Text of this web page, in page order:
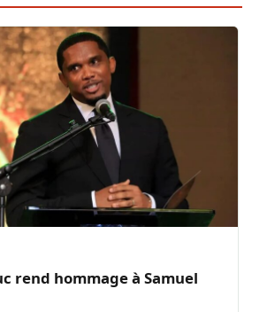
rend hommage à Samuel